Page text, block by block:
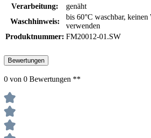
Verarbeitung:
genäht
Waschhinweis:
bis 60°C waschbar, keinen
verwenden
Produktnummer: FM20012-01.SW
Bewertungen
0 von 0 Bewertungen **